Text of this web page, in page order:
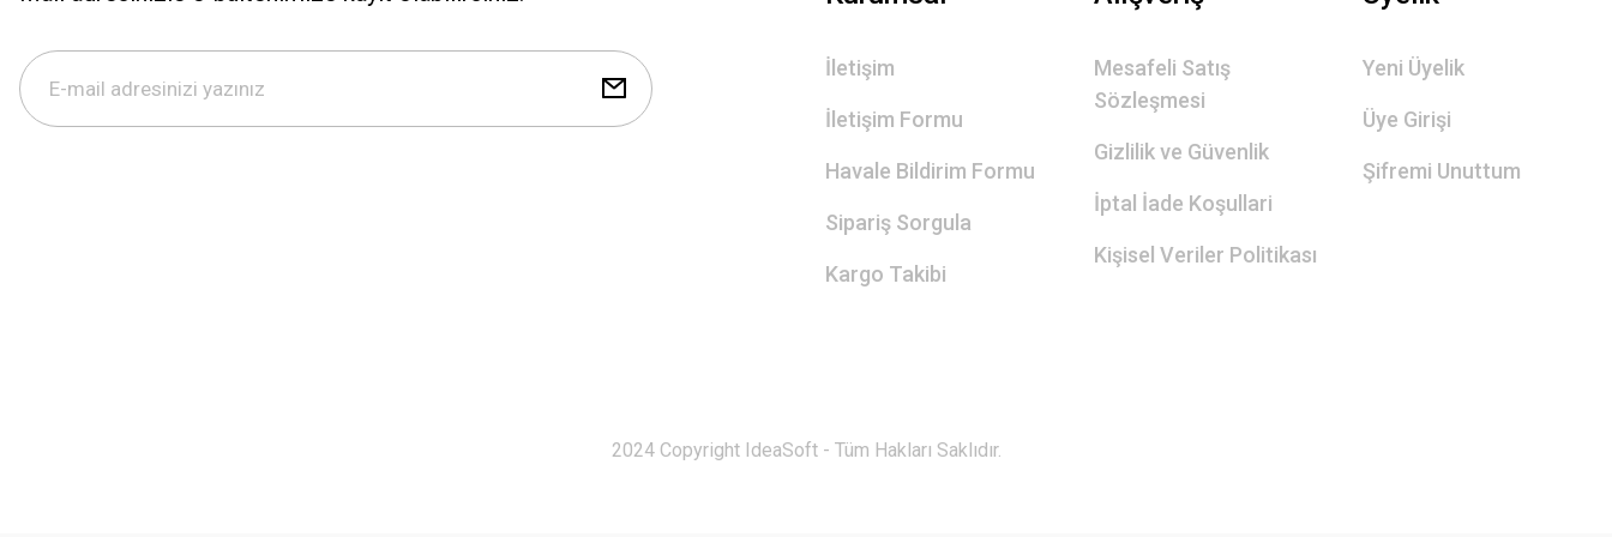
İletişim
İletişim Formu
Havale Bildirim Formu
Sipariş Sorgula
Kargo Takibi
Mesafeli Satış
Sözleşmesi
Gizlilik ve Güvenlik
İptal İade Koşullari
Kişisel Veriler Politikası
Yeni Üyelik
Üye Girişi
Şifremi Unuttum
2024 Copyright IdeaSoft - Tüm Hakları Saklıdır.